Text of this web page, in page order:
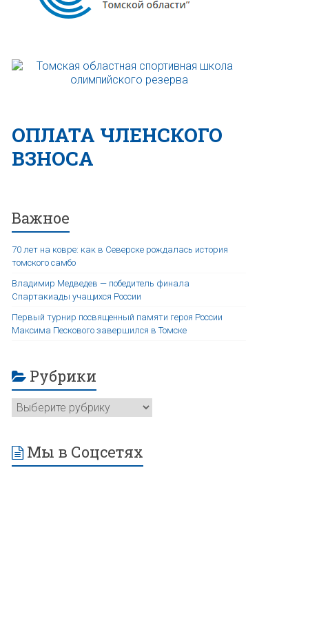
ОПЛАТА ЧЛЕНСКОГО
ВЗНОСА
Важное
70 лет на ковре: как в Северске рождалась история
томского самбо
Владимир Медведев — победитель финала
Спартакиады учащихся России
Первый турнир посвященный памяти героя России
Максима Пескового завершился в Томске
Рубрики
Мы в Соцсетях